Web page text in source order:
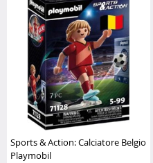
Sports & Action: Calciatore Belgio
Playmobil